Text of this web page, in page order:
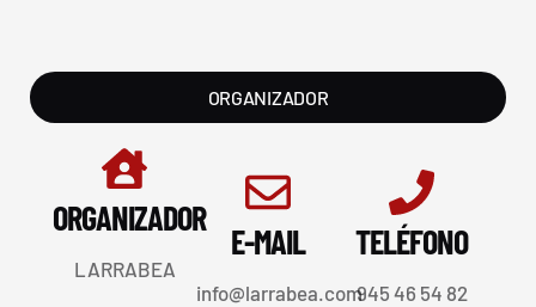
ORGANIZADOR
ORGANIZADOR
LARRABEA
E-MAIL
info@larrabea.com
TELÉFONO
945 46 54 82